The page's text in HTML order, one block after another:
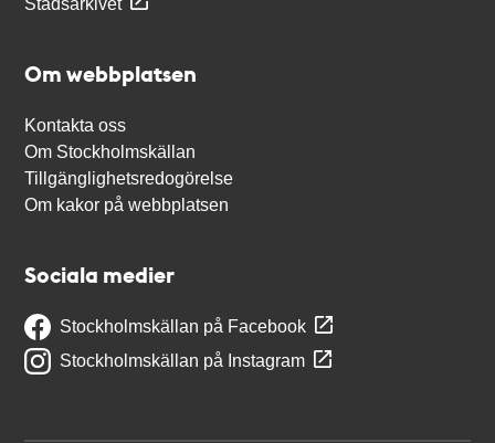
Stadsarkivet
Om webbplatsen
Kontakta oss
Om Stockholmskällan
Tillgänglighetsredogörelse
Om kakor på webbplatsen
Sociala medier
Stockholmskällan på Facebook
Stockholmskällan på Instagram